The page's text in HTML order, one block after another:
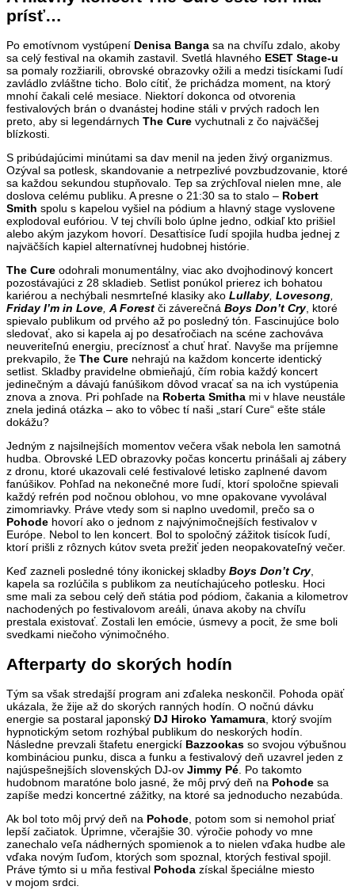
prísť…
Po emotívnom vystúpení Denisa Banga sa na chvíľu zdalo, akoby
sa celý festival na okamih zastavil. Svetlá hlavného ESET Stage-u
sa pomaly rozžiarili, obrovské obrazovky ožili a medzi tisíckami ľudí
zavládlo zvláštne ticho. Bolo cítiť, že prichádza moment, na ktorý
mnohí čakali celé mesiace. Niektorí dokonca od otvorenia
festivalových brán o dvanástej hodine stáli v prvých radoch len
preto, aby si legendárnych The Cure vychutnali z čo najväčšej
blízkosti.
S pribúdajúcimi minútami sa dav menil na jeden živý organizmus.
Ozýval sa potlesk, skandovanie a netrpezlivé povzbudzovanie, ktoré
sa každou sekundou stupňovalo. Tep sa zrýchľoval nielen mne, ale
doslova celému publiku. A presne o 21:30 sa to stalo – Robert
Smith spolu s kapelou vyšiel na pódium a hlavný stage vyslovene
explodoval eufóriou. V tej chvíli bolo úplne jedno, odkiaľ kto prišiel
alebo akým jazykom hovorí. Desaťtisíce ľudí spojila hudba jednej z
najväčších kapiel alternatívnej hudobnej histórie.
The Cure odohrali monumentálny, viac ako dvojhodinový koncert
pozostávajúci z 28 skladieb. Setlist ponúkol prierez ich bohatou
kariérou a nechýbali nesmrteľné klasiky ako Lullaby, Lovesong,
Friday I’m in Love, A Forest či záverečná Boys Don’t Cry, ktoré
spievalo publikum od prvého až po posledný tón. Fascinujúce bolo
sledovať, ako si kapela aj po desaťročiach na scéne zachováva
neuveriteľnú energiu, precíznosť a chuť hrať. Navyše ma príjemne
prekvapilo, že The Cure nehrajú na každom koncerte identický
setlist. Skladby pravidelne obmieňajú, čím robia každý koncert
jedinečným a dávajú fanúšikom dôvod vracať sa na ich vystúpenia
znova a znova. Pri pohľade na Roberta Smitha mi v hlave neustále
znela jediná otázka – ako to vôbec tí naši „starí Cure“ ešte stále
dokážu?
Jedným z najsilnejších momentov večera však nebola len samotná
hudba. Obrovské LED obrazovky počas koncertu prinášali aj zábery
z dronu, ktoré ukazovali celé festivalové letisko zaplnené davom
fanúšikov. Pohľad na nekonečné more ľudí, ktorí spoločne spievali
každý refrén pod nočnou oblohou, vo mne opakovane vyvolával
zimomriavky. Práve vtedy som si naplno uvedomil, prečo sa o
Pohode hovorí ako o jednom z najvýnimočnejších festivalov v
Európe. Nebol to len koncert. Bol to spoločný zážitok tisícok ľudí,
ktorí prišli z rôznych kútov sveta prežiť jeden neopakovateľný večer.
Keď zazneli posledné tóny ikonickej skladby Boys Don’t Cry,
kapela sa rozlúčila s publikom za neutíchajúceho potlesku. Hoci
sme mali za sebou celý deň státia pod pódiom, čakania a kilometrov
nachodených po festivalovom areáli, únava akoby na chvíľu
prestala existovať. Zostali len emócie, úsmevy a pocit, že sme boli
svedkami niečoho výnimočného.
Afterparty do skorých hodín
Tým sa však stredajší program ani zďaleka neskončil. Pohoda opäť
ukázala, že žije až do skorých ranných hodín. O nočnú dávku
energie sa postaral japonský DJ Hiroko Yamamura , ktorý svojím
hypnotickým setom rozhýbal publikum do neskorých hodín.
Následne prevzali štafetu energickí Bazzookas so svojou výbušnou
kombináciou punku, disca a funku a festivalový deň uzavrel jeden z
najúspešnejších slovenských DJ-ov Jimmy Pé . Po takomto
hudobnom maratóne bolo jasné, že môj prvý deň na Pohode sa
zapíše medzi koncertné zážitky, na ktoré sa jednoducho nezabúda.
Ak bol toto môj prvý deň na Pohode , potom som si nemohol priať
lepší začiatok. Úprimne, včerajšie 30. výročie pohody vo mne
zanechalo veľa nádherných spomienok a to nielen vďaka hudbe ale
vďaka novým ľuďom, ktorých som spoznal, ktorých festival spojil.
Práve týmto si u mňa festival Pohoda získal špeciálne miesto
v mojom srdci.